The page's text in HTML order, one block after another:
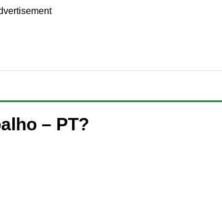
– PT?